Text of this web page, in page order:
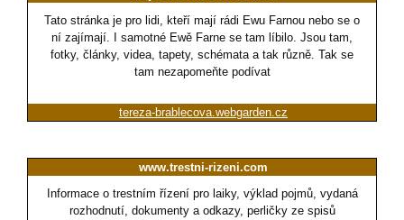
Tato stránka je pro lidi, kteří mají rádi Ewu Farnou nebo se o
ní zajímají. I samotné Ewě Farne se tam líbilo. Jsou tam,
fotky, články, videa, tapety, schémata a tak různě. Tak se
tam nezapomeňte podívat
tereza-brablecova.webgarden.cz
www.trestni-rizeni.com
Informace o trestním řízení pro laiky, výklad pojmů, vydaná
rozhodnutí, dokumenty a odkazy, perličky ze spisů